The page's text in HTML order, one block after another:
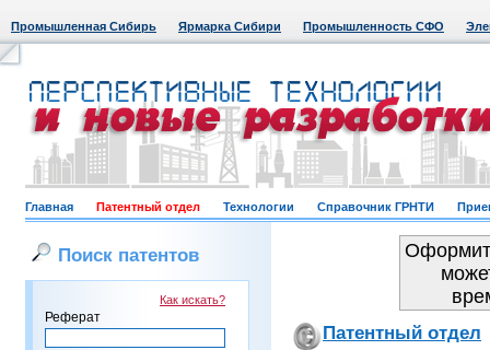
Промышленная Сибирь Ярмарка Сибири Промышленность СФО
Главная Патентный отдел Технологии Справочник ГРНТИ
Поиск патентов
Как искать?
Реферат
Патентный отдел